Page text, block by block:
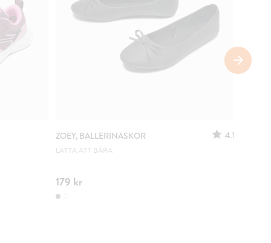
ZOEY, BALLERINASKOR 4.1
LÄTTA ATT BÄRA
179 kr